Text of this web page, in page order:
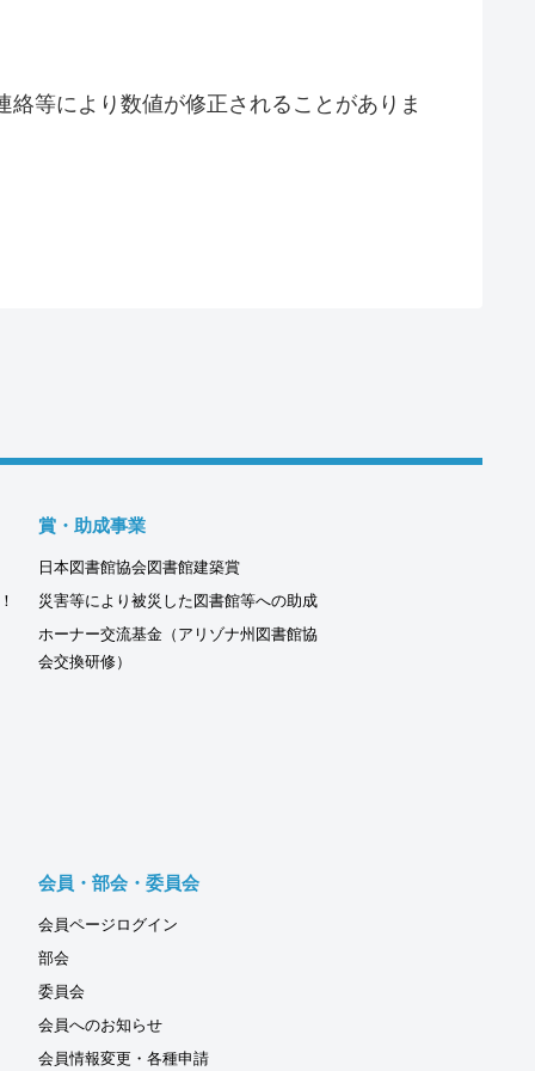
等により数値が修正されることがありま
賞・助成事業
日本図書館協会図書館建築賞
災害等により被災した図書館等への助成
ホーナー交流基金（アリゾナ州図書館協
会交換研修）
会員・部会・委員会
会員ページログイン
部会
委員会
会員へのお知らせ
会員情報変更・各種申請